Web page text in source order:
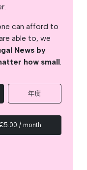
can afford to
able to, we
News by
how small.
年度
/ month